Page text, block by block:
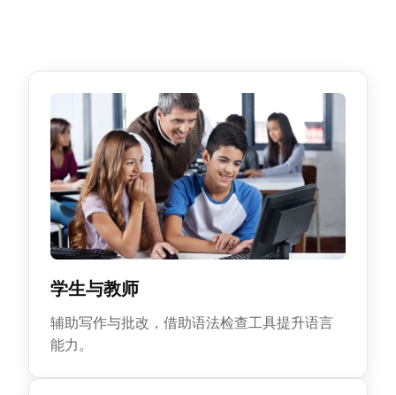
学生与教师
辅助写作与批改，借助语法检查工具提升语言
能力。